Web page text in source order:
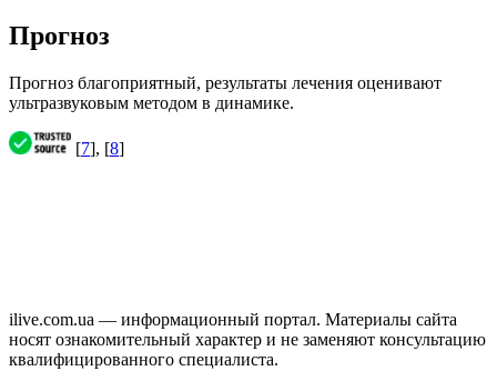
Прогноз
Прогноз благоприятный, результаты лечения оценивают
ультразвуковым методом в динамике.
[7], [8]
ilive.com.ua — информационный портал. Материалы сайта
носят ознакомительный характер и не заменяют консультацию
квалифицированного специалиста.